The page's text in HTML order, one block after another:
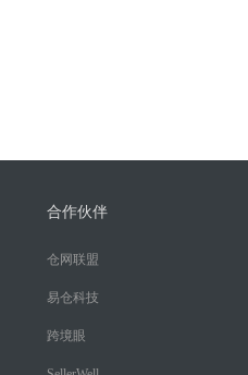
合作伙伴
仓网联盟
易仓科技
跨境眼